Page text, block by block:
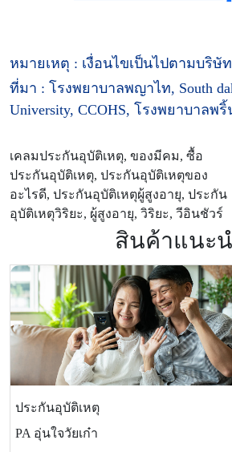
หมายเหตุ : เงื่อนไขเป็นไปตามบริษั
ที่มา : โรงพยาบาลพญาไท, South
University, CCOHS, โรงพยาบาล
เคลมประกันอุบัติเหตุ, ของมีคม, ซื้อ
ประกันอุบัติเหตุ, ประกันอุบัติเหตุของ
อะไรดี, ประกันอุบัติเหตุผู้สูงอายุ, ประกัน
อุบัติเหตุวิริยะ, ผู้สูงอายุ, วิริยะ, วีอินชัวร์
สินค้าแนะ
ประกันอุบัติเหตุ
PA อุ่นใจวัยเก๋า